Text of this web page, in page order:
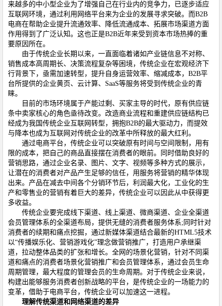
来越多的中小型企业为了增强自己在行业内的竞争力，已逐步适应
互联网环境，通过利用网络平台来为企业的发展寻求突破。而B2B
电商在帮助企业提升流通效率、降低流通成本、拓展市场渠道方面
作用得到了广泛认知。这也正是B2B近年来受到资本市场热捧的重
要原因所在。
由于传统企业长期以来，一直面临着诸如产业链信息不对称、
销售成本高周期长、决策流程复杂等困境，传统企业在宏观经济下
行背景下，亟需加速转型，提升自身运营效率、缩减成本，B2B平
台所提供的企业黄页 、云计算、SaaS等服务将受到传统企业的青
睐。
目前的市场环境属于产能过剩、买家主导的时代，原有供应链
条中卖家核心的角色亟待改变。改造商业流程和重建供应链结构已
经成为我国传统企业互联网转型，拥抱B2B的最大驱动力，而提效
与降本也成为互联网对传统企业的改革中所释放的最大红利。
通过电商平台，传统企业可以突破原有时间与空间限制，用有
限的成本，把自己的商品直接摆在消费者的眼前。同时借助良好的
营销思路，通过企业名录、图片、文字、视频等多种方式的展示，
让潜在的消费者对产品产生足够的信任，用服务将营销的精华体现
出来。产品在减去中间各个分销环节后，利润最大化，工业化的生
产和零售业的营销有着巨大的差异，传统企业可以因此从中获得更
多收益。
传统企业要完成线下渠道、线上渠道、微商渠道、企业全渠道
会员管理体系的全渠道布局，提供无缝的消费者服务体系;同时针对
消费者的续期和痛点挖掘，通过新媒体渠道结合最新的HTML5技术
以“传播娱乐化、营销游戏化”理念做营销推广，打造用户承继渠
道，拉动整体品类的扩张和增长。全网的场景化营销，针对不同渠
道和痛点的消费者场景化营销推广和会员管理体系，通过会员生命
周期管理，最大程度的管理会员的生命周期。对于传统企业来说，
构建出能够服务消费者创新战略的平台，是传统企业的一场能力的
变革，借助于电商平台，传统企业可以加速这一进程。
理解传统渠道和网络渠道的差异